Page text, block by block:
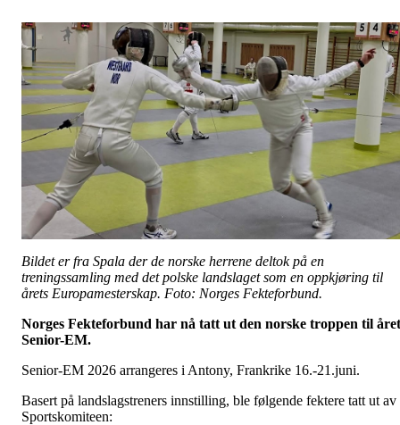
Bildet er fra Spala der de norske herrene deltok på en
treningssamling med det polske landslaget som en oppkjøring til
årets Europamesterskap. Foto: Norges Fekteforbund.
Norges Fekteforbund har nå tatt ut den norske troppen til
Senior-EM.
Senior-EM 2026 arrangeres i Antony, Frankrike 16.-21.juni.
Basert på landslagstreners innstilling, ble følgende fektere tatt ut av
Sportskomiteen: